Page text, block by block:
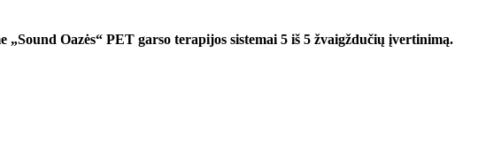
„Sound Oazės“ PET garso terapijos sistemai 5 iš 5 žvaigždučių įvertinimą.